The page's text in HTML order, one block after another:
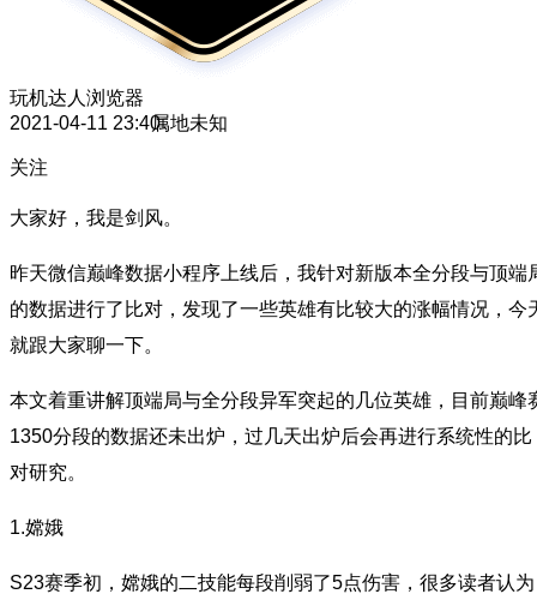
玩机达人 浏览器
2021-04-11 23:40属地未知
关注
大家好，我是剑风。
昨天微信巅峰数据小程序上线后，我针对新版本全分段与顶端
的数据进行了比对，发现了一些英雄有比较大的涨幅情况，今
就跟大家聊一下。
本文着重讲解顶端局与全分段异军突起的几位英雄，目前巅峰
1350分段的数据还未出炉，过几天出炉后会再进行系统性的比
对研究。
1.嫦娥
S23赛季初，嫦娥的二技能每段削弱了5点伤害，很多读者认为